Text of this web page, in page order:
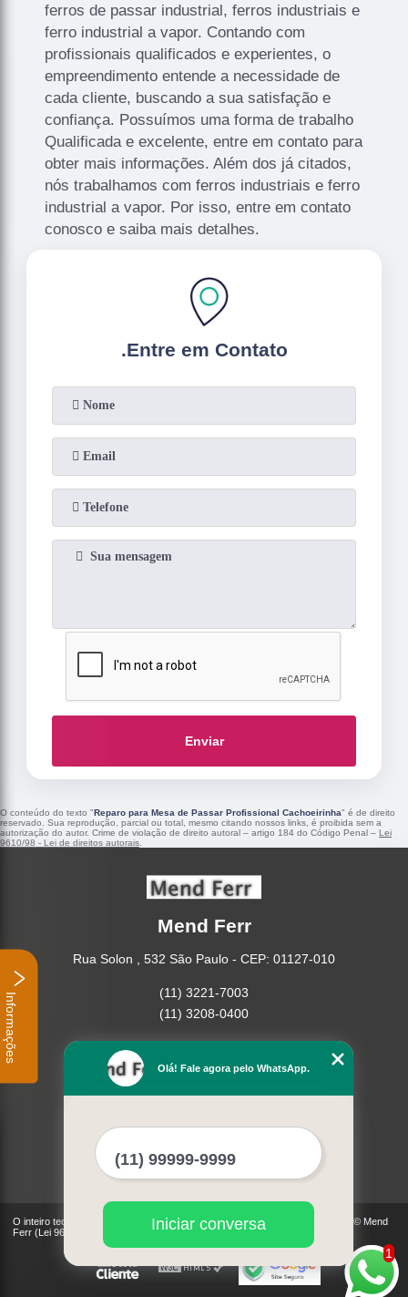
ferros de passar industrial, ferros industriais e
ferro industrial a vapor. Contando com
profissionais qualificados e experientes, o
empreendimento entende a necessidade de
cada cliente, buscando a sua satisfação e
confiança. Possuímos uma forma de trabalho
Qualificada e excelente, entre em contato para
obter mais informações. Além dos já citados,
nós trabalhamos com ferros industriais e ferro
industrial a vapor. Por isso, entre em contato
conosco e saiba mais detalhes.
.Entre em Contato
Enviar
O conteúdo do texto "Reparo para Mesa de Passar Profissional Cachoeirinha" é de direito
reservado. Sua reprodução, parcial ou total, mesmo citando nossos links, é proibida sem a
autorização do autor. Crime de violação de direito autoral – artigo 184 do Código Penal – Lei
9610/98 - Lei de direitos autorais
Mend Ferr
Rua Solon , 532 São Paulo - CEP: 01127-010
(11) 3221-7003
(11) 3208-0400
Empresa
Contato
Mapa do site
O inteiro teor deste site está sujeito à proteção de direitos autorais. Copyright© Mend
Ferr (Lei 9610 de 19/02/1998)
1
Olá! Fale agora pelo WhatsApp.
Iniciar conversa
Informações